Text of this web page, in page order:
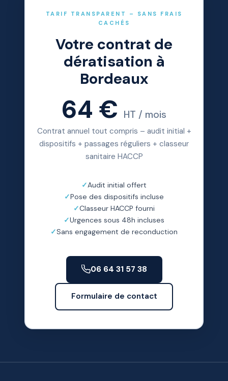
TARIF TRANSPARENT – SANS FRAIS
CACHÉS
Votre contrat de
dératisation à
Bordeaux
64 € HT / mois
Contrat annuel tout compris – audit initial +
dispositifs + passages réguliers + classeur
sanitaire HACCP
Audit initial offert
Pose des dispositifs incluse
Classeur HACCP fourni
Urgences sous 48h incluses
Sans engagement de reconduction
06 64 31 57 38
Formulaire de contact